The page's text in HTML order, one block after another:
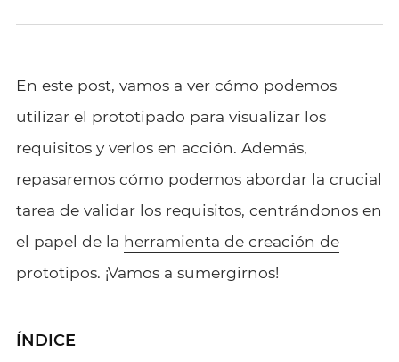
En este post, vamos a ver cómo podemos
utilizar el prototipado para visualizar los
requisitos y verlos en acción. Además,
repasaremos cómo podemos abordar la crucial
tarea de validar los requisitos, centrándonos en
el papel de la herramienta de creación de
prototipos. ¡Vamos a sumergirnos!
ÍNDICE